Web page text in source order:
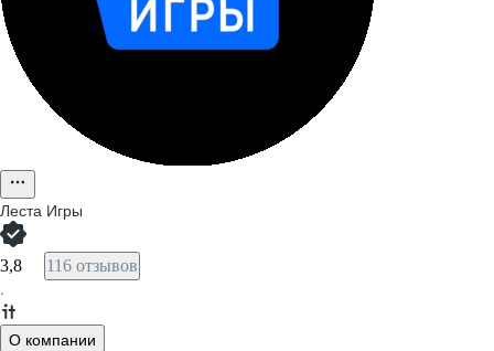
Леста Игры
3,8 116 отзывов
·
О компании